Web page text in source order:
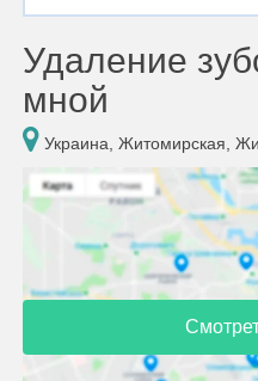
Удаление
мной
Украина, Житомирская,